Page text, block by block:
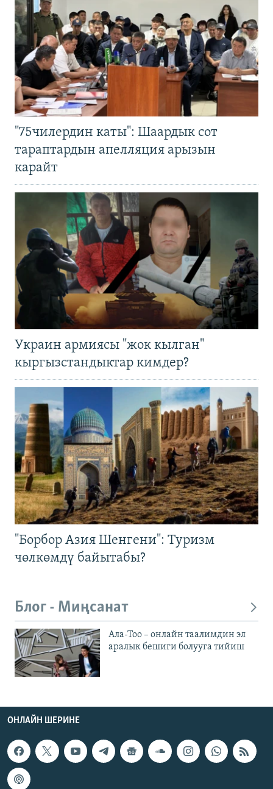
"75чилердин каты": Шаардык сот
тараптардын апелляция арызын
карайт
Украин армиясы "жок кылган"
кыргызстандыктар кимдер?
"Борбор Азия Шенгени": Туризм
чөлкөмдү байытабы?
Блог - Миңсанат
Ала-Тоо – онлайн таалимдин эл
аралык бешиги болууга тийиш
ОНЛАЙН ШЕРИНЕ